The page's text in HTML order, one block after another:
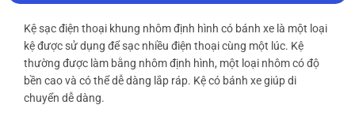
Kệ sạc điện thoại khung nhôm định hình có bánh xe là một loại
kệ được sử dụng để sạc nhiều điện thoại cùng một lúc. Kệ
thường được làm bằng nhôm định hình, một loại nhôm có độ
bền cao và có thể dễ dàng lắp ráp. Kệ có bánh xe giúp di
chuyển dễ dàng.